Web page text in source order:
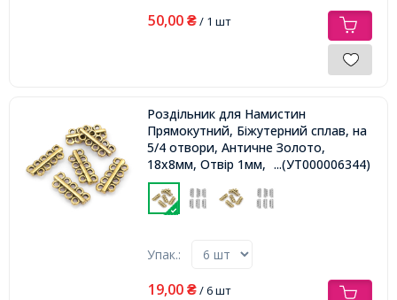
50,00 ₴/ 1 шт
Роздільник для Намистин
Прямокутний, Біжутерний сплав, на
5/4 отвори, Античне Золото,
18х8мм, Отвір 1мм, ...(УТ000006344)
Упак.:
19,00 ₴/ 6 шт